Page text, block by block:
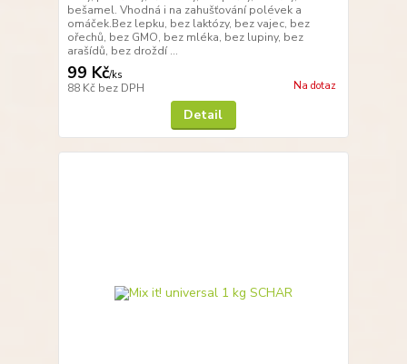
bešamel. Vhodná i na zahušťování polévek a
omáček.Bez lepku, bez laktózy, bez vajec, bez
ořechů, bez GMO, bez mléka, bez lupiny, bez
arašídů, bez droždí ...
99 Kč/ks
88 Kč bez DPH Na dotaz
Detail